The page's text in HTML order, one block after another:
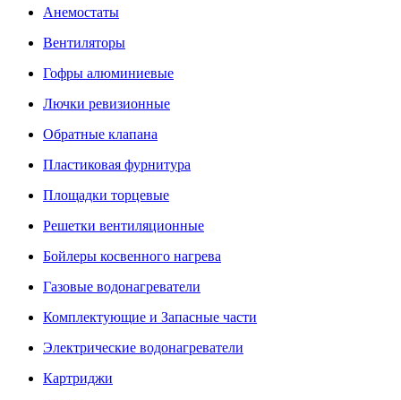
Анемостаты
Вентиляторы
Гофры алюминиевые
Лючки ревизионные
Обратные клапана
Пластиковая фурнитура
Площадки торцевые
Решетки вентиляционные
Бойлеры косвенного нагрева
Газовые водонагреватели
Комплектующие и Запасные части
Электрические водонагреватели
Картриджи